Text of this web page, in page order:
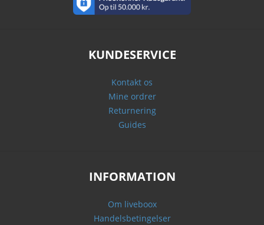
KUNDESERVICE
Kontakt os
Mine ordrer
Returnering
Guides
INFORMATION
Om liveboox
Handelsbetingelser